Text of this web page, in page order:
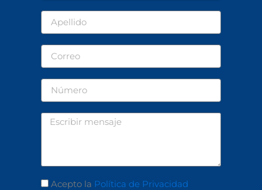
Apellido
Correo
Número
Mensaje
Aceptación
Acepto la Política de Privacidad